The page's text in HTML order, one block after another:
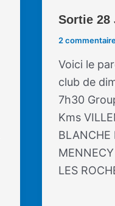
Sortie 28
2
Voici le
club de
7h30
Kms
BLANCHE
LES